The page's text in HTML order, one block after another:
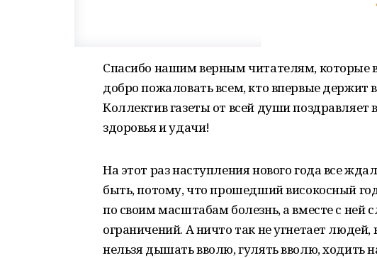
Спасибо нашим верным читателям, которые
добро пожаловать всем, кто впервые держит
Коллектив газеты от всей души поздравляет
здоровья и удачи!
На этот раз наступления нового года все
быть, потому, что прошедший високосный
по своим масштабам болезнь, а вместе с ней
ограничений. А ничто так не угнетает
нельзя дышать вволю, гулять вволю, ходить